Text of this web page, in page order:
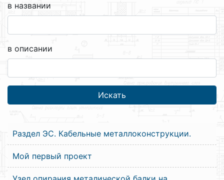
в названии
в описании
Раздел ЭС. Кабельные металлоконструкции.
Мой первый проект